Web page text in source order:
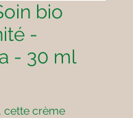
bio
-
- 30 ml
cette crème